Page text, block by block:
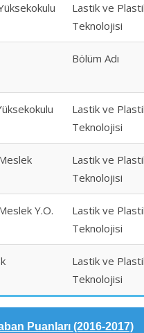
Lastik ve
Teknolojisi
Bölüm Adı
Lastik ve
Teknolojisi
Lastik ve
Teknolojisi
Y.O.
Lastik ve
Teknolojisi
Lastik ve
Teknolojisi
Puanları (2016-2017)